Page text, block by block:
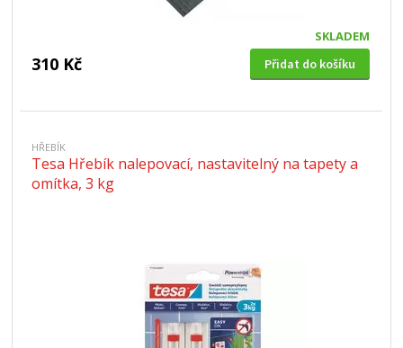
SKLADEM
310 Kč Přidat do košíku
HŘEBÍK
Tesa Hřebík nalepovací, nastavitelný na tapety a
omítka, 3 kg